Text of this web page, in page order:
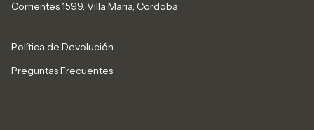
Corrientes 1599. Villa Maria, Cordoba
Política de Devolución
Preguntas Frecuentes